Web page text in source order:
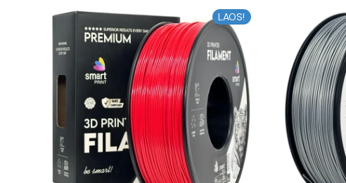
LAOS!
Algne
hind
oli:
15,97 €.
Praegune
hind
on:
14,37 €.